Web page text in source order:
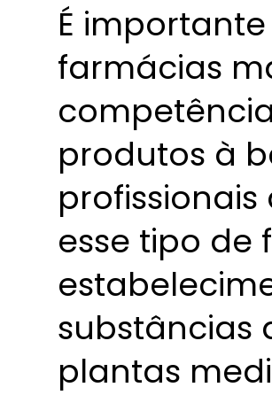
É
farmácias
produtos à
esse tipo de
substâncias
plantas